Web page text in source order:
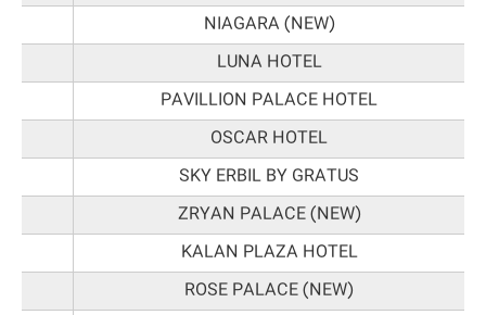
NIAGARA (NEW)
LUNA HOTEL
PAVILLION PALACE HOTEL
OSCAR HOTEL
SKY ERBIL BY GRATUS
ZRYAN PALACE (NEW)
KALAN PLAZA HOTEL
ROSE PALACE (NEW)